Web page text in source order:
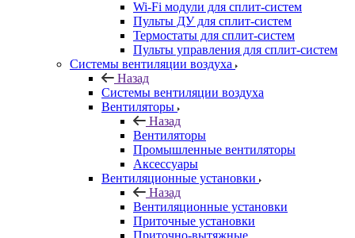
Wi-Fi модули для сплит-систем
Пульты ДУ для сплит-систем
Термостаты для сплит-систем
Пульты управления для сплит-систем
Системы вентиляции воздуха
Назад
Системы вентиляции воздуха
Вентиляторы
Назад
Вентиляторы
Промышленные вентиляторы
Аксессуары
Вентиляционные установки
Назад
Вентиляционные установки
Приточные установки
Приточно-вытяжные